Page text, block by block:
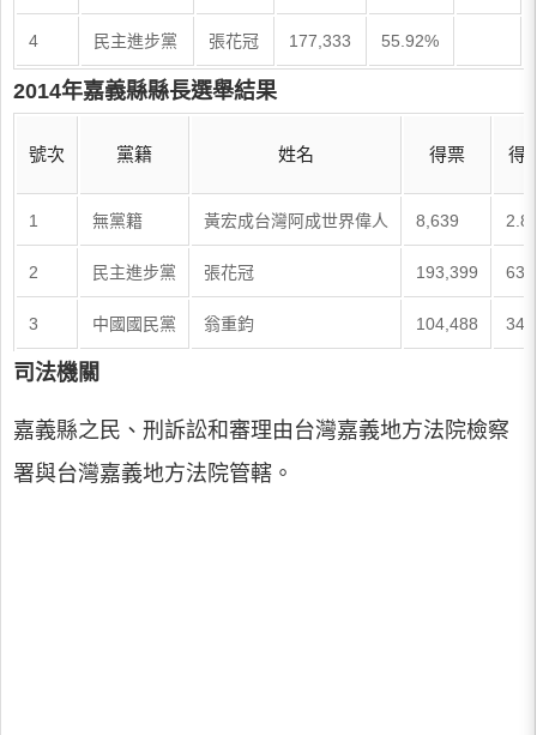
4 民主進步黨 張花冠 177,333 55.92%
2014年嘉義縣縣長選舉結果
號次 黨籍 姓名 得票 得
1 無黨籍 黃宏成台灣阿成世界偉人 8,639
2 民主進步黨 張花冠 193,399
3 中國國民黨 翁重鈞 104,488
司法機關
嘉義縣之民、刑訴訟和審理由台灣嘉義地方法院檢察
署與台灣嘉義地方法院管轄。